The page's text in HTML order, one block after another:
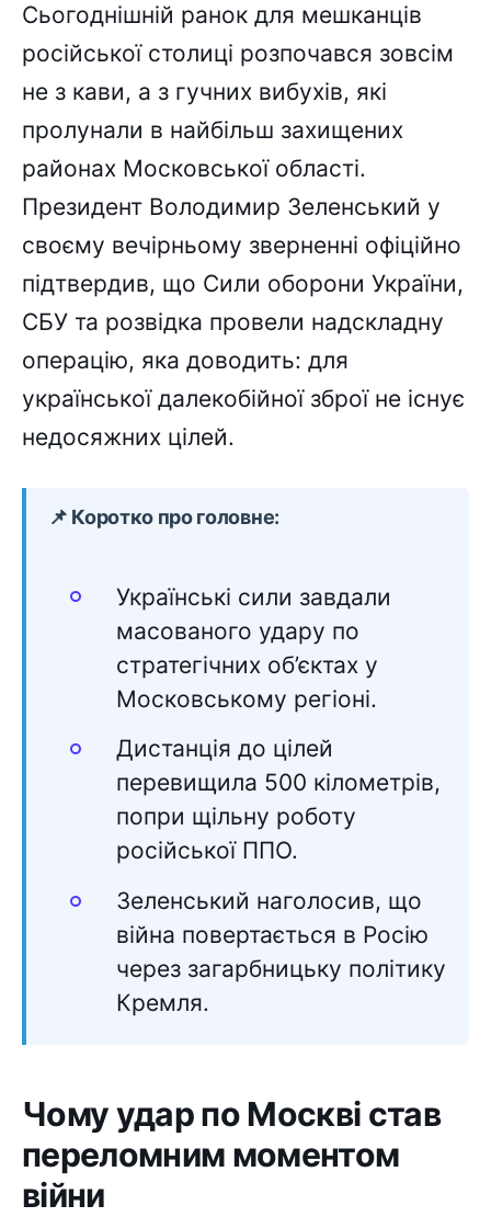
Сьогоднішній ранок для мешканців
російської столиці розпочався зовсім
не з кави, а з гучних вибухів, які
пролунали в найбільш захищених
районах Московської області.
Президент Володимир Зеленський у
своєму вечірньому зверненні офіційно
підтвердив, що Сили оборони України,
СБУ та розвідка провели надскладну
операцію, яка доводить: для
української далекобійної зброї не існує
недосяжних цілей.
📌 Коротко про головне:
Українські сили завдали
масованого удару по
стратегічних об’єктах у
Московському регіоні.
Дистанція до цілей
перевищила 500 кілометрів,
попри щільну роботу
російської ППО.
Зеленський наголосив, що
війна повертається в Росію
через загарбницьку політику
Кремля.
Чому удар по Москві став
переломним моментом
війни